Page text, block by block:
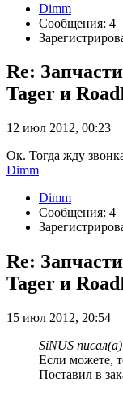
Dimm
Сообщения: 4
Re:
Tager и
12 июл 2012, 00:23
Ок. Тогда жду
Dimm
Dimm
Сообщения: 4
Re:
Tager и
15 июл 2012, 20:54
SiNUS
Если можете,
Поставил в